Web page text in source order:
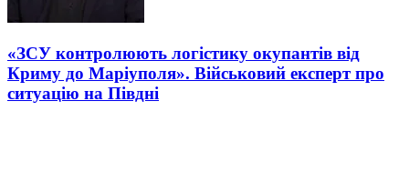
«ЗСУ контролюють логістику окупантів від
Криму до Маріуполя». Військовий експерт про
ситуацію на Півдні